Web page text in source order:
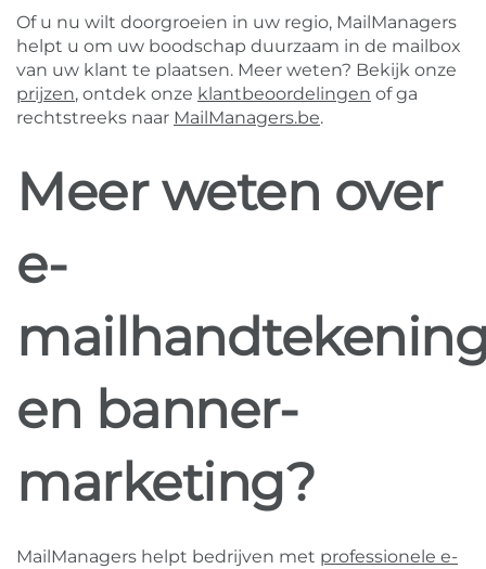
Of u nu wilt doorgroeien in uw regio, MailManagers
helpt u om uw boodschap duurzaam in de mailbox
van uw klant te plaatsen. Meer weten? Bekijk onze
prijzen, ontdek onze klantbeoordelingen of ga
rechtstreeks naar MailManagers.be.
Meer weten over
e-
en banner-
marketing?
MailManagers helpt bedrijven met professionele e-